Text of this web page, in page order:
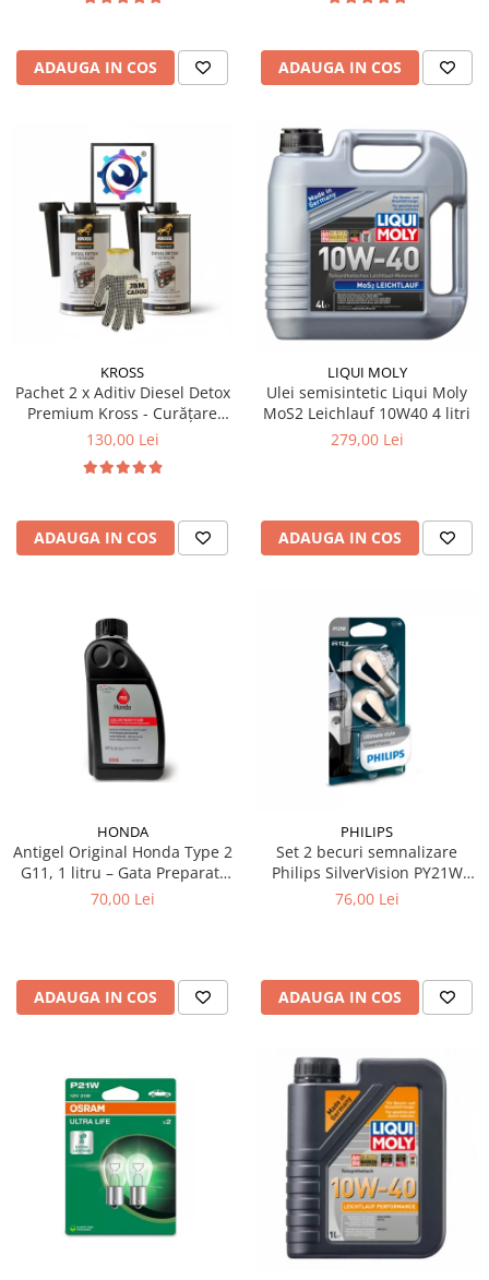
Accesorii Auto
Accesorii telefoane mobile
Cabluri si adaptoare telefoane
Echipamente Service
Huse Auto
Incarcatoare telefoane mobile
Parasolare Auto
Produse curatare IT
Solutii Chimice
Stergatoare Auto
Electrica si Electronice Auto
Halogen
LED
Auxiliare Halogen
Auxiliare LED
Adaptoare LED
Accesorii electronice auto
Camere Auto DVR
Senzori de Parcare
Odorizante Auto
Parfum Original
ADAUGA IN COS ADAUGA IN COS
KROSS
Pachet 2 x Aditiv Diesel Detox
Premium Kross - Curățare
Completă, +5 Puncte Cetanic
130,00 Lei
ADAUGA IN COS
LIQUI MOLY
Ulei semisintetic Liqui Moly
MoS2 Leichlauf 10W40 4 litri
279,00 Lei
ADAUGA IN COS
HONDA
Antigel Original Honda Type 2
G11, 1 litru – Gata Preparat,
All Season, Protecție -36°C
70,00 Lei
ADAUGA IN COS
PHILIPS
Set 2 becuri semnalizare
Philips SilverVision PY21W
BAU15s 12V 21W
76,00 Lei
ADAUGA IN COS